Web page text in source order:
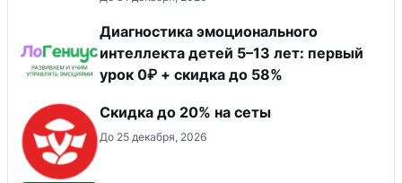
Диагностика эмоционального
интеллекта детей 5–13 лет: первый
урок 0₽ + скидка до 58%
Скидка до 20% на сеты
До 25 декабря, 2026